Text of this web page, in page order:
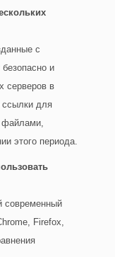
с
и
серверов в
ссылки для
файлами,
этого периода.
современный
Firefox,